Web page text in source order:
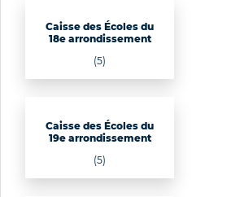
Caisse des Écoles du
18e arrondissement
(5)
Caisse des Écoles du
19e arrondissement
(5)